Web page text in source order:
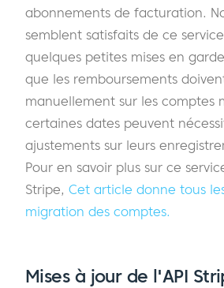
abonnements de facturation.
semblent satisfaits de ce
quelques petites mises en
que les remboursements
manuellement sur les comptes
certaines dates peuvent
ajustements sur leurs
Pour en savoir plus sur ce
Stripe, Cet article donne tous
migration des comptes.
Mises à jour de l'API